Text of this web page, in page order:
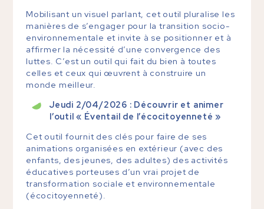
Mobilisant un visuel parlant, cet outil pluralise les
manières de s’engager pour la transition socio-
environnementale et invite à se positionner et à
affirmer la nécessité d’une convergence des
luttes. C’est un outil qui fait du bien à toutes
celles et ceux qui œuvrent à construire un
monde meilleur.
Jeudi 2/04/2026 : Découvrir et animer
l’outil « Éventail de l’écocitoyenneté »
Cet outil fournit des clés pour faire de ses
animations organisées en extérieur (avec des
enfants, des jeunes, des adultes) des activités
éducatives porteuses d’un vrai projet de
transformation sociale et environnementale
(écocitoyenneté).